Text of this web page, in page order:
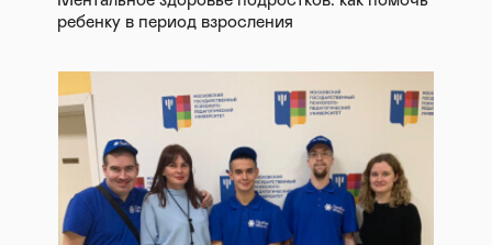
ребенку в период взросления